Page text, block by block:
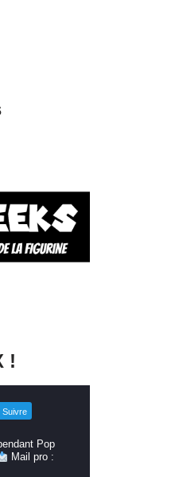
!
Suivre
Pop
Mail pro :